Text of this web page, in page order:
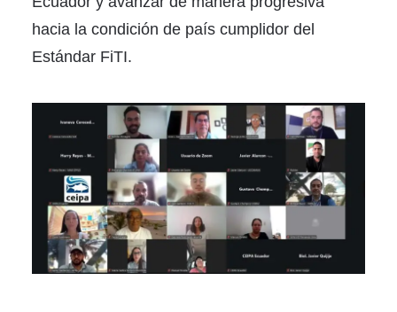
hacia la condición de país cumplidor del
Estándar FiTI.